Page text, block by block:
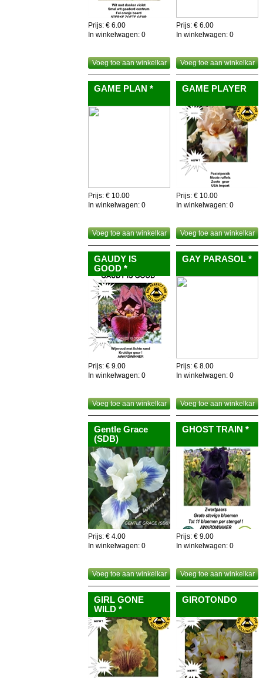
Prijs: € 6.00
In winkelwagen: 0
Voeg toe aan winkelkar
Prijs: € 6.00
In winkelwagen: 0
Voeg toe aan winkelkar
GAME PLAN *
Prijs: € 10.00
In winkelwagen: 0
Voeg toe aan winkelkar
GAME PLAYER
Prijs: € 10.00
In winkelwagen: 0
Voeg toe aan winkelkar
GAUDY IS
GOOD *
Prijs: € 9.00
In winkelwagen: 0
Voeg toe aan winkelkar
GAY PARASOL *
Prijs: € 8.00
In winkelwagen: 0
Voeg toe aan winkelkar
Gentle Grace
(SDB)
Prijs: € 4.00
In winkelwagen: 0
Voeg toe aan winkelkar
GHOST TRAIN *
Prijs: € 9.00
In winkelwagen: 0
Voeg toe aan winkelkar
GIRL GONE
WILD *
GIROTONDO